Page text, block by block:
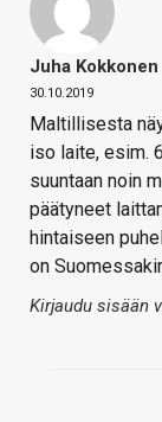
Juha Kokkonen
30.10.2019
Maltillisesta
iso laite, esim.
suuntaan noin
päätyneet
hintaiseen
on
Kirjaudu sisään